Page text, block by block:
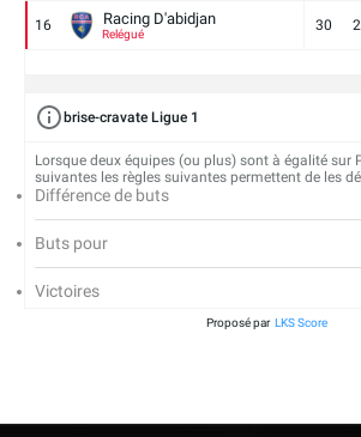
16 Racing D'abidjan
Relégué
30
brise-cravate Ligue 1
Lorsque deux équipes (ou plus) sont à égalité sur
suivantes les règles suivantes permettent de les
Différence de buts
Buts pour
Victoires
Proposé par LKS Score